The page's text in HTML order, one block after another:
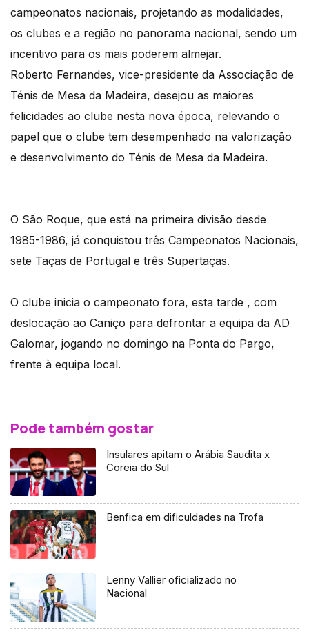
campeonatos nacionais, projetando as modalidades,
os clubes e a região no panorama nacional, sendo um
incentivo para os mais poderem almejar.
Roberto Fernandes, vice-presidente da Associação de
Ténis de Mesa da Madeira, desejou as maiores
felicidades ao clube nesta nova época, relevando o
papel que o clube tem desempenhado na valorização
e desenvolvimento do Ténis de Mesa da Madeira.
O São Roque, que está na primeira divisão desde
1985-1986, já conquistou três Campeonatos Nacionais,
sete Taças de Portugal e três Supertaças.
O clube inicia o campeonato fora, esta tarde , com
deslocação ao Caniço para defrontar a equipa da AD
Galomar, jogando no domingo na Ponta do Pargo,
frente à equipa local.
Pode também gostar
Insulares apitam o Arábia Saudita x
Coreia do Sul
Benfica em dificuldades na Trofa
Lenny Vallier oficializado no
Nacional